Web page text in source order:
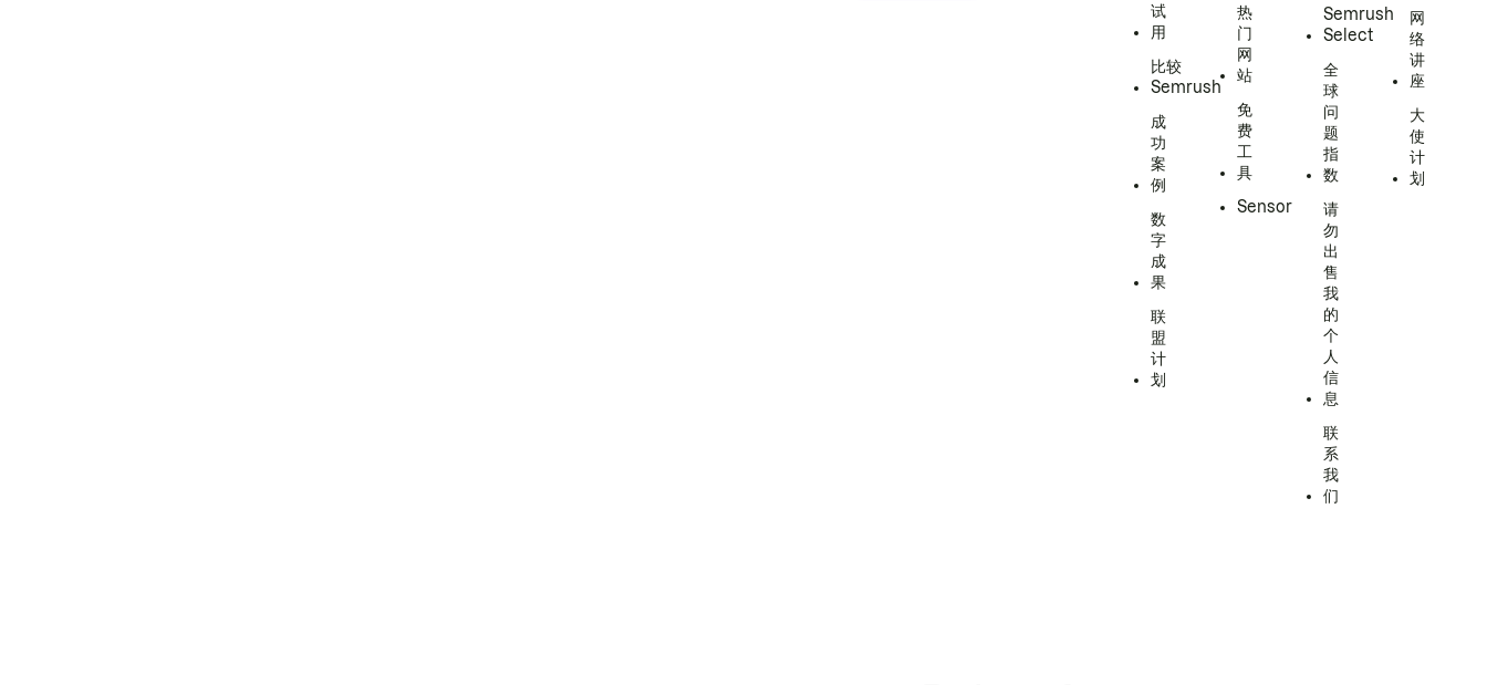
试
用
比较
Semrush
成
功
案
例
数
字
成
果
联
盟
计
划
热
门
网
站
免
费
工
具
Sensor
Semrush
Select
全
球
问
题
指
数
请
勿
出
售
我
的
个
人
信
息
联
系
我
们
网
络
讲
座
大
使
计
划